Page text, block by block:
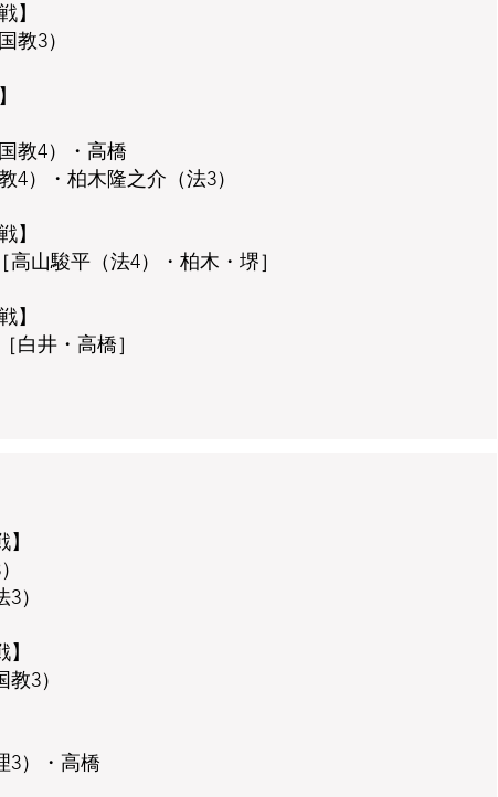
】
教3）
教4）・高橋
4）・柏木隆之介（法3）
】
山駿平（法4）・柏木・堺］
】
白井・高橋］
）
3）
3）・高橋